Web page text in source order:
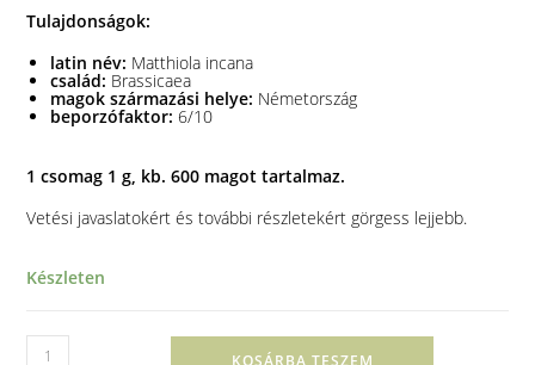
Tulajdonságok:
latin név: Matthiola incana
család: Brassicaea
magok származási helye: Németország
beporzófaktor: 6/10
1 csomag 1 g, kb. 600 magot tartalmaz.
Vetési javaslatokért és további részletekért görgess lejjebb.
Készleten
KOSÁRBA TESZEM